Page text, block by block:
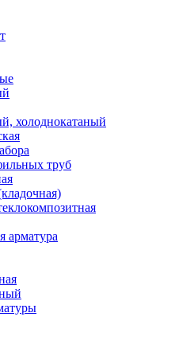
холоднокатаный
труб
арматура